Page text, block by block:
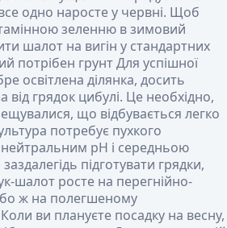
все одно наросте у червні. Щоб
зеленню в зимовий
шалот на вигін у стандартних
потрібен грунтДля успішної
освітлена ділянка, досить
від грядок цибулі. Це необхідно,
що відбувається легко
потребує пухкого
pH і середньою
підготувати грядки,
шалот росте на перегнійно-
ж на полегшеному
ви плануєте посадку на весну,